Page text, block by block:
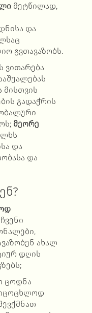
მეტწილად,
და
გვთავაზობს.
ვითარება
მისთვის
გადაჭრის
მეორე
და
და
ახალ
დღის
ცოდნა